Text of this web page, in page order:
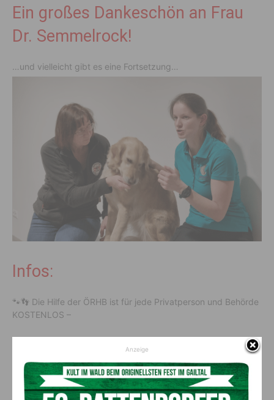
Ein großes Dankeschön an Frau
Dr. Semmelrock!
…und vielleicht gibt es eine Fortsetzung…
Infos:
🐾👣 Die Hilfe der ÖRHB ist für jede Privatperson und Behörde
KOSTENLOS –
Ruft die LAWZ unter der Nummer 130!
24h, 365 Tage im Jahr für Euch kostenlos einsatzbereit 🐾👣
Anzeige